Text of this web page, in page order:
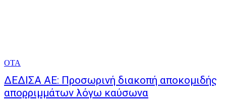
ΟΤΑ
ΔΕΔΙΣΑ ΑΕ: Προσωρινή διακοπή αποκομιδής
απορριμμάτων λόγω καύσωνα